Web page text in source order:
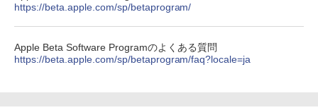
https://beta.apple.com/sp/betaprogram/
Apple Beta Software Programのよくある質問
https://beta.apple.com/sp/betaprogram/faq?locale=ja